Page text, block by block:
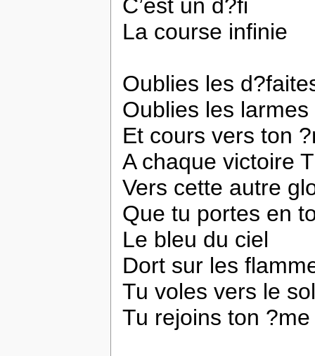
C’est un d?fi
La course infinie
Oublies les
Oublies les larmes
Et cours vers ton
A chaque victoire
Vers cette autre
Que tu portes en
Le bleu du ciel
Dort sur les
Tu voles vers le
Tu rejoins ton ?me